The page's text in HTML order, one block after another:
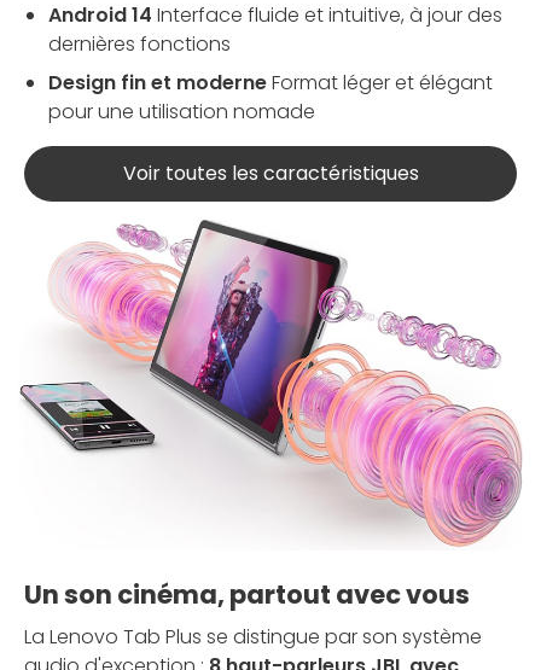
Android 14 Interface fluide et intuitive, à jour des
dernières fonctions
Design fin et moderneFormat léger et élégant
pour une utilisation nomade
Voir toutes les caractéristiques
Un son cinéma, partout avec vous
La Lenovo Tab Plus se distingue par son système